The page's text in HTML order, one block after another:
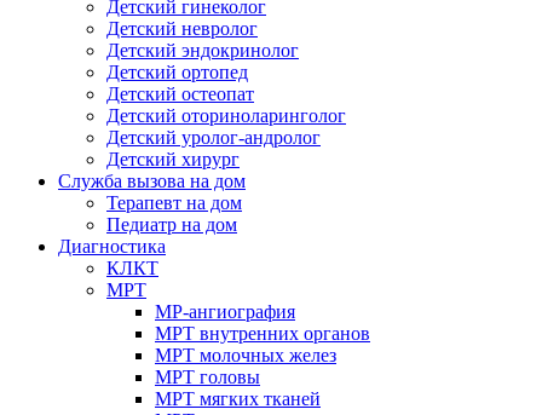
Детский гинеколог
Детский невролог
Детский эндокринолог
Детский ортопед
Детский остеопат
Детский оториноларинголог
Детский уролог-андролог
Детский хирург
Служба вызова на дом
Терапевт на дом
Педиатр на дом
Диагностика
КЛКТ
МРТ
МР-ангиография
МРТ внутренних органов
МРТ молочных желез
МРТ головы
МРТ мягких тканей